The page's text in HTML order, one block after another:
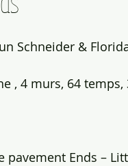
Schneider &
, 4 murs, 64
pavement Ends –